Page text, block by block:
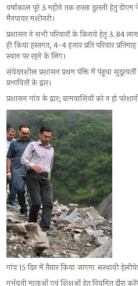
वर्षाकाल पूरे 3 महीने तक रास्ता दुरस्ती हेतु
मैनपावर मशीनरी।
प्रशासन ने सभी परिवारों के किराये हेतु 3.84
ही किया हस्तगत, 4-4 हज़ार प्रति परिवार
स्थान पर रहने के लिए।
संवेदनशील प्रशासन प्रथम पंक्ति में पंहुचा
प्रभावितों के द्वार।
प्रशासन गांव के द्वार; ग्रामवासियों को न हो
गांव 15 दिन में तैयार किया जाएगा अस्थायी
गर्भवती माताओं एवं शिशुओं हेतु नियमित दौरा